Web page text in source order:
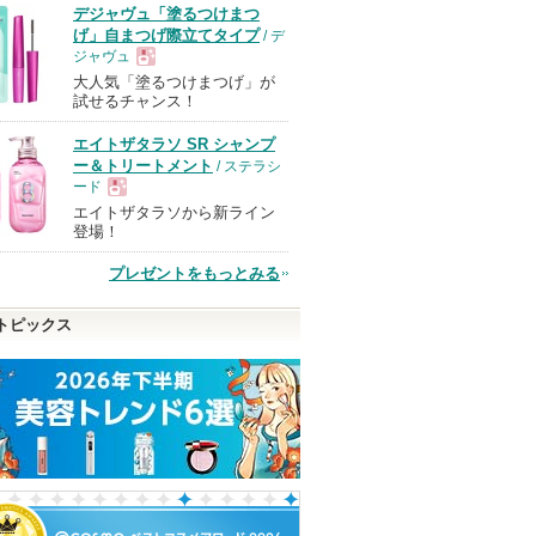
デジャヴュ「塗るつけまつ
げ」自まつげ際立てタイプ/ デ
ジャヴュ
現
品
大人気「塗るつけまつげ」が
試せるチャンス！
エイトザタラソ SR シャンプ
ー＆トリートメント / ステラシ
ード
現
品
エイトザタラソから新ライン
登場！
プレゼントをもっとみる
ピックス